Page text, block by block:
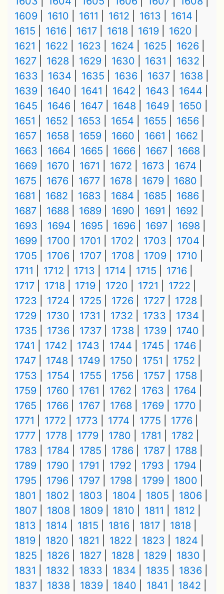
1609
1610 1611 1612 1613
1614
1615
1616 1617 1618 1619
1620
1621
1622 1623 1624 1625
1626
1627
1628 1629 1630 1631
1632
1633
1634 1635 1636 1637
1638
1639
1640 1641 1642 1643
1644
1645
1646 1647 1648 1649
1650
1651
1652 1653 1654 1655
1656
1657
1658 1659 1660 1661
1662
1663
1664 1665 1666 1667
1668
1669
1670 1671 1672 1673
1674
1675
1676 1677 1678 1679
1680
1681
1682 1683 1684 1685
1686
1687
1688 1689 1690 1691
1692
1693
1694 1695 1696 1697
1698
1699
1700 1701 1702 1703
1704
1705
1706 1707 1708 1709
1710
1711
1712 1713 1714 1715
1716
1717
1718 1719 1720 1721
1722
1723
1724 1725 1726 1727
1728
1729
1730 1731 1732 1733
1734
1735
1736 1737 1738 1739
1740
1741
1742 1743 1744 1745
1746
1747
1748 1749 1750 1751
1752
1753
1754 1755 1756 1757
1758
1759
1760 1761 1762 1763
1764
1765
1766 1767 1768 1769
1770
1771
1772 1773 1774 1775
1776
1777
1778 1779 1780 1781
1782
1783
1784 1785 1786 1787
1788
1789
1790 1791 1792 1793
1794
1795
1796 1797 1798 1799
1800
1801
1802 1803 1804 1805
1806
1807
1808 1809 1810 1811
1812
1813
1814 1815 1816 1817
1818
1819
1820 1821 1822 1823
1824
1825
1826 1827 1828 1829
1830
1831
1832 1833 1834 1835
1836
1837
1838 1839 1840 1841
1842